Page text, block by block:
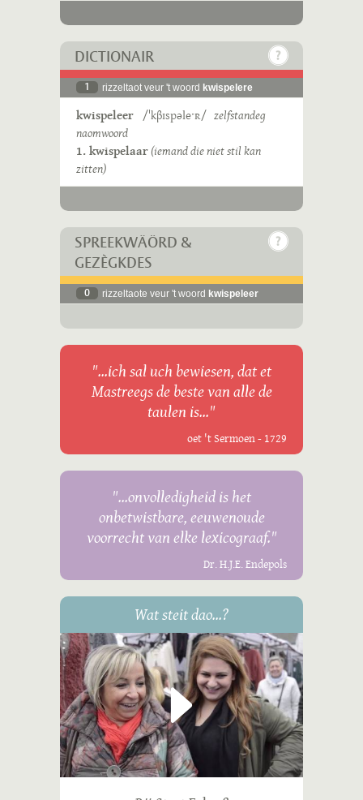
DICTIONAIR
1 rizzeltaot veur 't woord kwispelere
kwispeleer /ˈkβɪspəleˑʀ/ zelfstandeg
naomwoord
1. kwispelaar(iemand die niet stil kan
zitten)
SPREEKWÄÖRD &
GEZÈGKDES
0 rizzeltaote veur 't woord kwispeleer
"...ich sal uch bewiesen, dat et
Mastreegs de beste van alle de
taulen is..."
oet 't Sermoen - 1729
"...onvolledigheid is het
onbetwistbare, eeuwenoude
voorrecht van elke lexicograaf."
Dr. H.J.E. Endepols
Wat steit dao...?